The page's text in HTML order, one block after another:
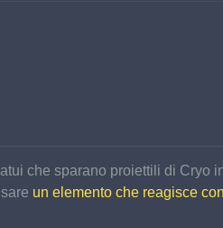
che sparano proiettili di Cryo
un elemento che reagisce